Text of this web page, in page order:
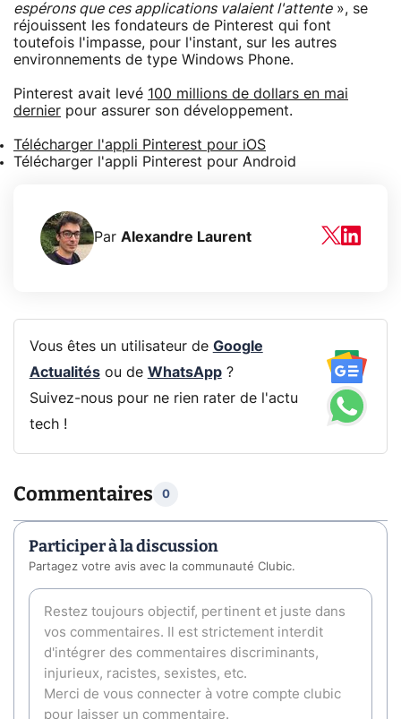
espérons que ces applications valaient l'attente», se
réjouissent les fondateurs de Pinterest qui font
toutefois l'impasse, pour l'instant, sur les autres
environnements de type Windows Phone.
Pinterest avait levé 100 millions de dollars en mai
dernier pour assurer son développement.
Télécharger l'appli Pinterest pour iOS
Télécharger l'appli Pinterest pour Android
Par Alexandre Laurent
Vous êtes un utilisateur de Google
Actualitésou de WhatsApp?
Suivez-nous pour ne rien rater de l'actu
tech !
Commentaires 0
Participer à la discussion
Partagez votre avis avec la communauté Clubic.